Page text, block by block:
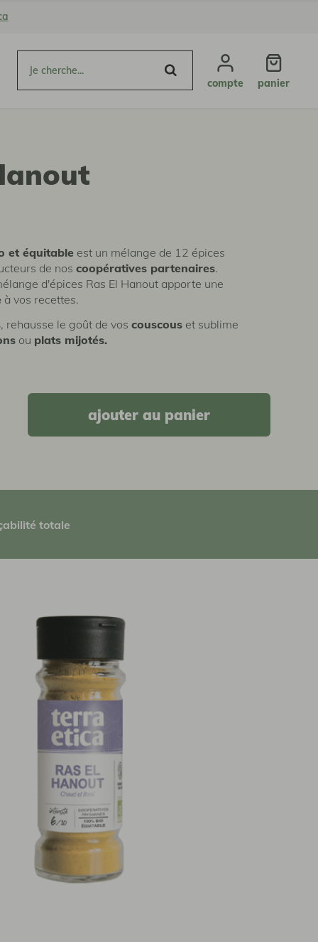
compte panier
et équitable est un mélange de 12 épices
de noscoopératives partenaires.
d'épices Ras El Hanout apporte une
à vos recettes.
, rehausse le goût de voscouscous et sublime
ou plats mijotés.
ajouter au panier
totale